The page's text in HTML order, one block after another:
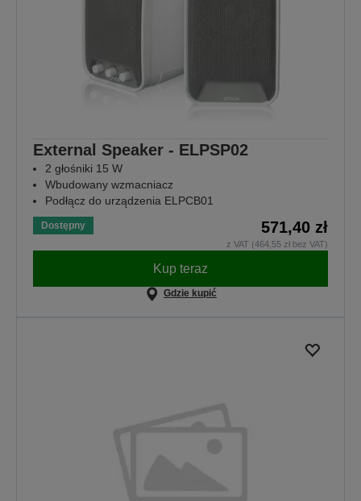
External Speaker - ELPSP02
2 głośniki 15 W
Wbudowany wzmacniacz
Podłącz do urządzenia ELPCB01
Dostępny 571,40 zł
z VAT (464,55 zł bez VAT)
Kup teraz
Gdzie kupić